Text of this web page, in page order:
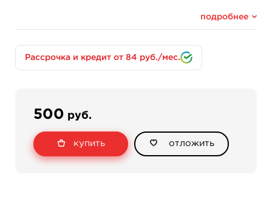
подробнее
Рассрочка и кредит от 84 руб./мес.
500 руб.
купить отложить